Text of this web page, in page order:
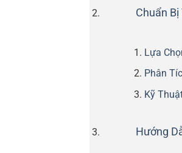
Chuẩn
Lựa
Phân
Kỹ
Hướng